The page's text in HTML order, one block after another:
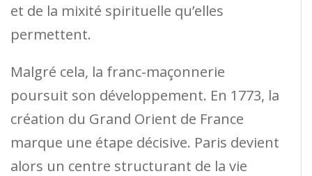
et de la mixité spirituelle qu’elles
permettent.
Malgré cela, la franc-maçonnerie
poursuit son développement. En 1773, la
création du Grand Orient de France
marque une étape décisive. Paris devient
alors un centre structurant de la vie